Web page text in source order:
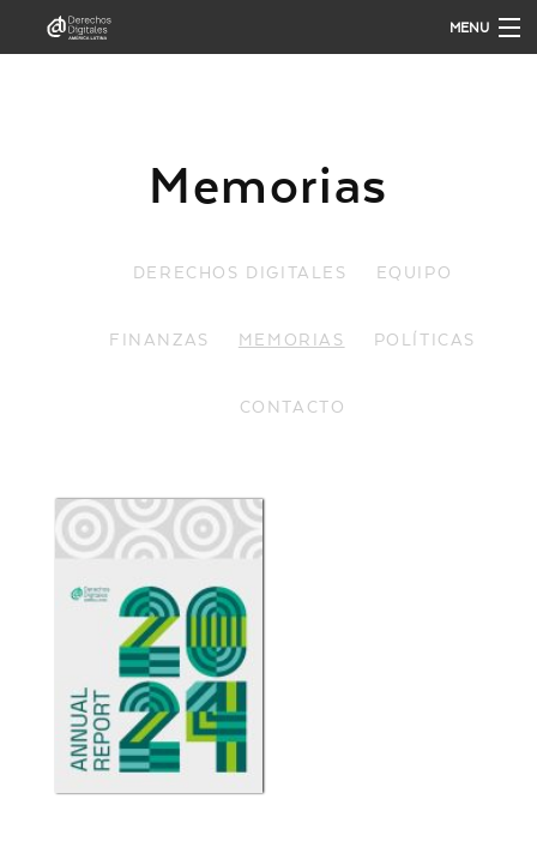
MENU
QUÉ HACEMOS
PUBLICACIONES
Memorias
DERECHOS DIGITALES EQUIPO
FINANZAS MEMORIAS POLÍTICAS
CONTACTO